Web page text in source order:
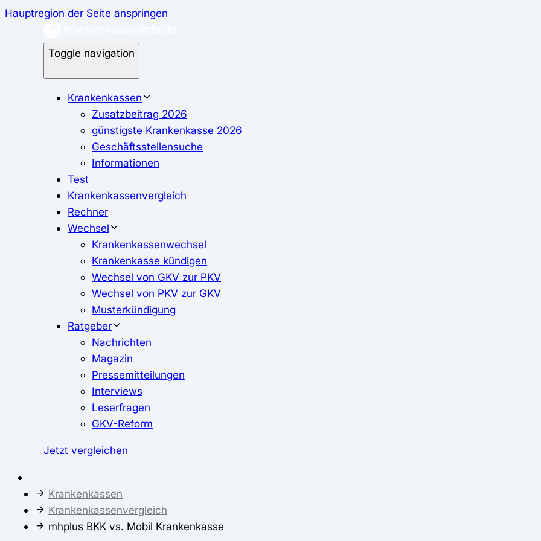
Hauptregion der Seite anspringen
Toggle navigation
Krankenkassen
Zusatzbeitrag 2026
günstigste Krankenkasse 2026
Geschäftsstellensuche
Informationen
Test
Krankenkassenvergleich
Rechner
Wechsel
Krankenkassenwechsel
Krankenkasse kündigen
Wechsel von GKV zur PKV
Wechsel von PKV zur GKV
Musterkündigung
Ratgeber
Nachrichten
Magazin
Pressemitteilungen
Interviews
Leserfragen
GKV-Reform
Jetzt vergleichen
Krankenkassen
Krankenkassenvergleich
mhplus BKK vs. Mobil Krankenkasse